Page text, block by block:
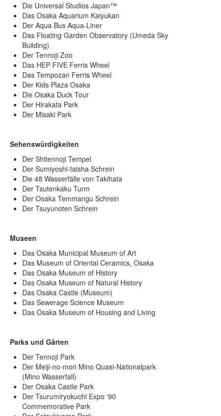
Die Universal Studios Japan™
Das Osaka Aquarium Kaiyukan
Der Aqua Bus Aqua-Liner
Das Floating Garden Observatory (Umeda Sky
Building)
Der Tennoji Zoo
Das HEP FIVE Ferris Wheel
Das Tempozan Ferris Wheel
Der Kids Plaza Osaka
Die Osaka Duck Tour
Der Hirakata Park
Der Misaki Park
Sehenswürdigkeiten
Der Shitennoji Tempel
Der Sumiyoshi-taisha Schrein
Die 48 Wasserfälle von Takihata
Der Tsutenkaku Turm
Der Osaka Temmangu Schrein
Der Tsuyunoten Schrein
Museen
Das Osaka Municipal Museum of Art
Das Museum of Oriental Ceramics, Osaka
Das Osaka Museum of History
Das Osaka Museum of Natural History
Das Osaka Castle (Museum)
Das Sewerage Science Museum
Das Osaka Museum of Housing and Living
Parks und Gärten
Der Tennoji Park
Der Meiji-no-mori Mino Quasi-Nationalpark
(Mino Wasserfall)
Der Osaka Castle Park
Der Tsurumiryokuchi Expo ‘90
Commemorative Park